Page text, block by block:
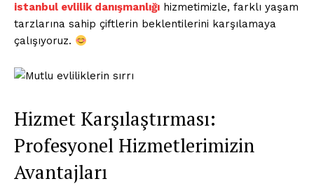
istanbul evlilik danışmanlığı hizmetimizle, farklı yaşam
tarzlarına sahip çiftlerin beklentilerini karşılamaya
çalışıyoruz.
Hizmet Karşılaştırması:
Profesyonel Hizmetlerimizin
Avantajları